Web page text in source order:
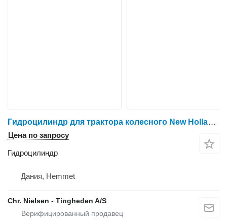
Гидроцилиндр для трактора колесного New Holland T6
Цена по запросу
Гидроцилиндр
Дания, Hemmet
Chr. Nielsen - Tingheden A/S